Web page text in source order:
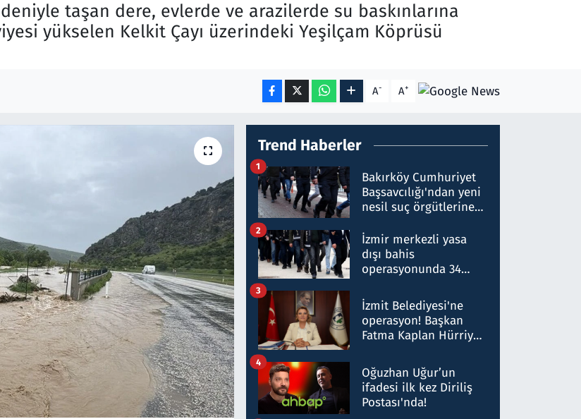
taşan dere, evlerde ve arazilerde su baskınlarına
yükselen Kelkit Çayı üzerindeki Yeşilçam Köprüsü
A- A+
Trend Haberler
Bakırköy Cumhuriyet
Başsavcılığı'ndan yeni
nesil suç örgütlerine
hakkında gözaltı kararı
1
İzmir merkezli yasa
dışı bahis
operasyonunda 34
Milyar liralık para
trafiği tespit edildi
2
İzmit Belediyesi'ne
operasyon! Başkan
Fatma Kaplan Hürriyet
3
Oğuzhan Uğur’un
ifadesi ilk kez Diriliş
Postası'nda!
4